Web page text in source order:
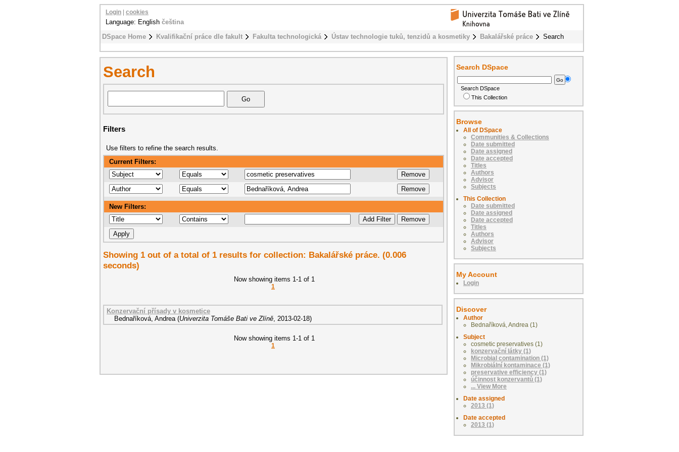
DSpace Home Kvalifikační práce dle fakult Fakulta technologická Ústav technologie tuků, tenzidů a kosmetiky Bakalářské práce Search
Login cookies
Language: English čeština
Search
Filters
Use filters to refine the search results.
Current Filters:
New Filters:
Showing 1 out of a total of 1 results for collection: Bakalářské práce. (0.006
seconds)
Now showing items 1-1 of 1
1
Konzervační přísady v kosmetice
Bednaříková, Andrea (Univerzita Tomáše Bati ve Zlíně, 2013-02-18)
Now showing items 1-1 of 1
1
Search DSpace
Search DSpace
This Collection
Browse
All of DSpace
Communities & Collections
Date submitted
Date assigned
Date accepted
Titles
Authors
Advisor
Subjects
This Collection
Date submitted
Date assigned
Date accepted
Titles
Authors
Advisor
Subjects
My Account
Login
Discover
Author
Bednaříková, Andrea (1)
Subject
cosmetic preservatives (1)
konzervační látky (1)
Microbial contamination (1)
Mikrobiální kontaminace (1)
preservative efficiency (1)
účinnost konzervantů (1)
... View More
Date assigned
2013 (1)
Date accepted
2013 (1)